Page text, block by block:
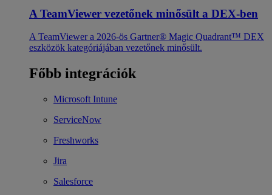
A TeamViewer vezetőnek minősült a DEX-ben
A TeamViewer a 2026-ös Gartner® Magic Quadrant™ DEX
eszközök kategóriájában vezetőnek minősült.
Főbb integrációk
Microsoft Intune
ServiceNow
Freshworks
Jira
Salesforce